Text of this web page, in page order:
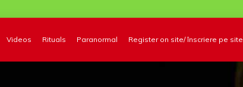
Videos Rituals Paranormal Register on site/ înscriere pe site